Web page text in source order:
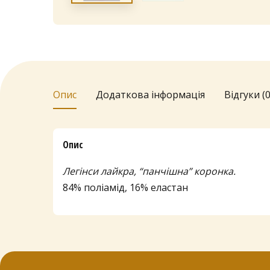
Опис Додаткова інформація Відгуки
Опис
Легінси лайкра, “панчішна” коронка.
84% поліамід, 16% еластан